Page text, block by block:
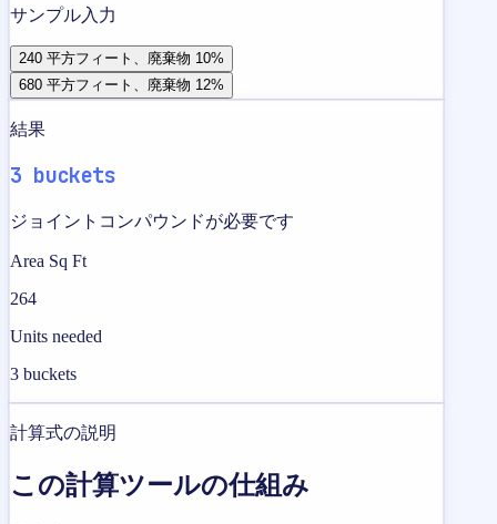
サンプル入力
240 平方フィート、廃棄物 10%
680 平方フィート、廃棄物 12%
結果
3 buckets
ジョイントコンパウンドが必要です
Area Sq Ft
264
Units needed
3 buckets
計算式の説明
この計算ツールの仕組み